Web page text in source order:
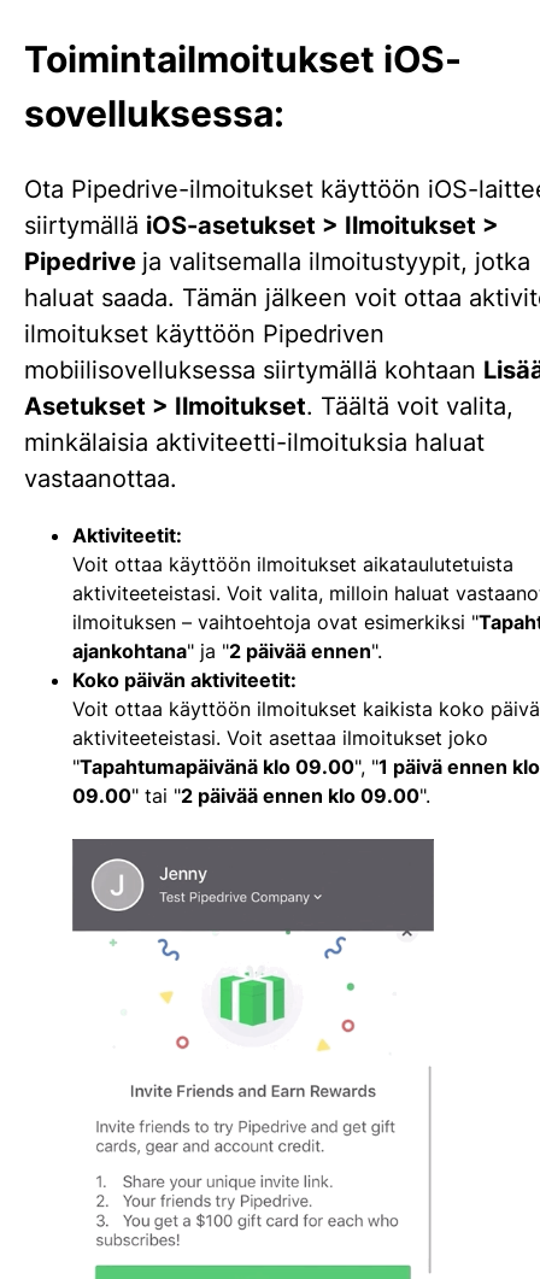
Toimintailmoitukset iOS-
sovelluksessa:
Ota Pipedrive-ilmoitukset käyttöön iOS-
siirtymällä iOS-asetukset > Ilmoitukset >
Pipedrive ja valitsemalla ilmoitustyypit, jotka
haluat saada. Tämän jälkeen voit ottaa
ilmoitukset käyttöön Pipedriven
mobiilisovelluksessa siirtymällä kohtaan
Asetukset > Ilmoitukset. Täältä voit valita,
minkälaisia aktiviteetti-ilmoituksia haluat
vastaanottaa.
Aktiviteetit:
Voit ottaa käyttöön ilmoitukset aikataulutetuista
aktiviteeteistasi. Voit valita, milloin haluat
ilmoituksen – vaihtoehtoja ovat esimerkiksi "
ajankohtana" ja "2 päivää ennen".
Koko päivän aktiviteetit:
Voit ottaa käyttöön ilmoitukset kaikista koko
aktiviteeteistasi. Voit asettaa ilmoitukset joko
"Tapahtumapäivänä klo 09.00", "1 päivä ennen klo
09.00" tai "2 päivää ennen klo 09.00".